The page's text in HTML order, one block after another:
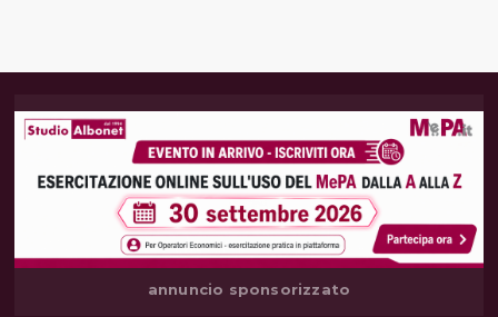
annuncio sponsorizzato